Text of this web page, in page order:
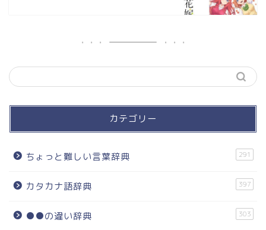
カテゴリー
ちょっと難しい言葉辞典 291
カタカナ語辞典 397
●●の違い辞典 303